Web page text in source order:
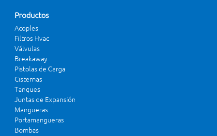
Productos
Acoples
Filtros Hvac
Válvulas
Breakaway
Pistolas de Carga
Cisternas
Tanques
Juntas de Expansión
Mangueras
Portamangueras
Bombas